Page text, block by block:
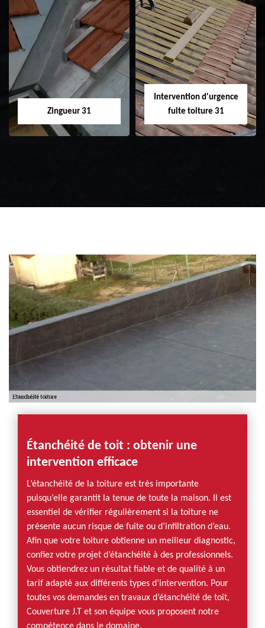
Etanchéité toiture
31
Réparation de
toiture 31
Zingueur 31
Intervention d'urgence
fuite toiture 31
Étanchéité de toit : obtenir une
intervention efficace
L’étanchéité de la toiture est très importante
puisqu’elle garantit la tenue de toute la maison. Il est
essentiel de vérifier régulièrement si la toiture ne
présente aucun risque de fuite ou d’infiltration d’eau.
Afin que votre toiture obtienne un meilleur diagnostic,
confiez votre projet d’étanchéité à des professionnels.
Vous obtiendrez un résultat fiable et de qualité à un
tarif adapté aux différents types d’intervention. Pour
toutes vos demandes en travaux d’étanchéité de toit,
Couverture J.T et son équipe vous proposent notre